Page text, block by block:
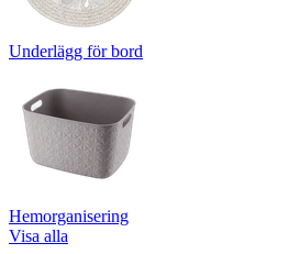
Underlägg för bord
Hemorganisering
Visa alla